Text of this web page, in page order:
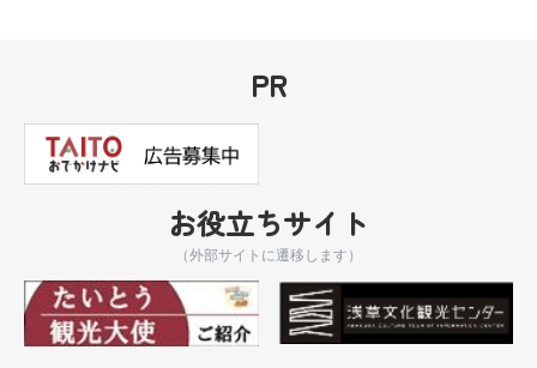
PR
お役立ちサイト
（外部サイトに遷移します）